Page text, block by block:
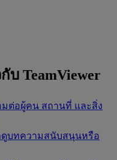
บ TeamViewer
มต่อผู้คน สถานที่ และสิ่ง
ดูบทความสนับสนุนหรือ